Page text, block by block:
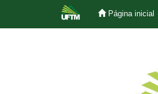
Página inicial